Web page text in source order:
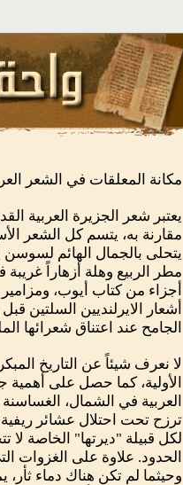
مكانة المعلقات في الشعر
يعتبر شعر الجزيرة العربية
مقارنة به، يتسم كل الشعر
يتحلى بالجمال الهائم
مطر الربيع وهلة أزهاراً
أجزاء من كتاب أيوب،
أشعار الايرلنديين
الجامح عند اعتناق شعرائها
لا نعرف شيئاً عن التاريخ
الأولية، كما حصل على أهمية
العربية في الشمال،
ترزح تحت احتلال عشائر ريفية
لكل قبيلة "ديرتها" الخاصة
الحدود. علاوة على الغزوات
وحيثما لم تكن هناك دماء